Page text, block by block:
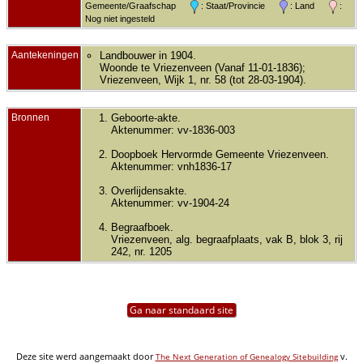
Gemeente/Graafschap
: Staat/Provincie : Land
:
Nog niet ingesteld
Aantekeningen
Landbouwer in 1904.
Woonde te Vriezenveen (Vanaf 11-01-1836);
Vriezenveen, Wijk 1, nr. 58 (tot 28-03-1904).
Bronnen
Geboorte-akte.
Aktenummer: vv-1836-003
Doopboek Hervormde Gemeente Vriezenveen.
Aktenummer: vnh1836-17
Overlijdensakte.
Aktenummer: vv-1904-24
Begraafboek.
Vriezenveen, alg. begraafplaats, vak B, blok 3, rij
242, nr. 1205
Ga naar standaard site
Deze site werd aangemaakt doorThe Next Generation of Genealogy Sitebuildingv.